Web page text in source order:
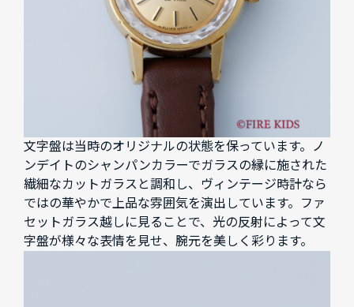
文字盤は当時のオリジナルの状態を保っています。ノ
ンデイトのシャンパンカラーでガラスの縁に施された
繊細なカットガラスと調和し、ヴィンテージ時計なら
ではの華やかで上品な雰囲気を演出しています。ファ
セットガラス越しに見ることで、光の反射によって文
字盤が様々な表情を見せ、腕元を美しく彩ります。